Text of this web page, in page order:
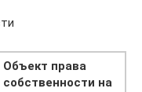
Объект права
собственности на